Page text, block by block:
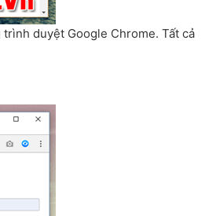
duyệt Google Chrome. Tất cả